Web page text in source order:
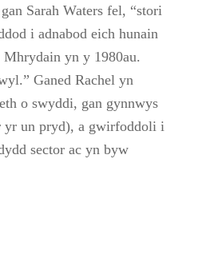
Sarah Waters fel, “stori
i adnabod eich hunain
yn y 1980au.
Ganed Rachel yn
o swyddi, gan gynnwys
un pryd), a gwirfoddoli i
sector ac yn byw